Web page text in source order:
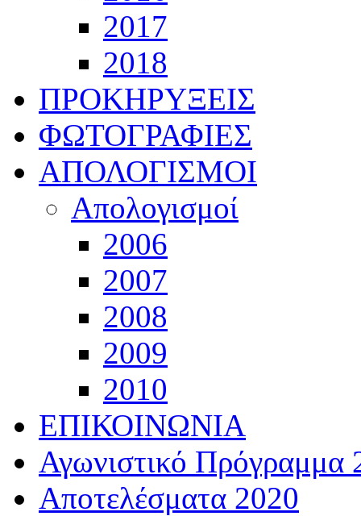
2017
2018
ΠΡΟΚΗΡΥΞΕΙΣ
ΦΩΤΟΓΡΑΦΙΕΣ
ΑΠΟΛΟΓΙΣΜΟΙ
Απολογισμοί
2006
2007
2008
2009
2010
ΕΠΙΚΟΙΝΩΝΙΑ
Αγωνιστικό Πρόγραμμα
Αποτελέσματα 2020